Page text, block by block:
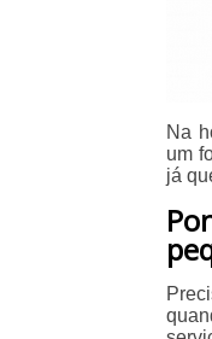
Na
um
já